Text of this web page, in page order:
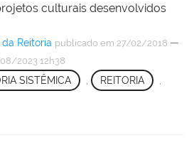
culturais desenvolvidos
Reitoria publicado em 27/02/2018 —
2023 12h38
SISTÊMICA REITORIA